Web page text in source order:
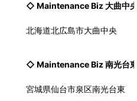
◇ Maintenance Biz大曲中
北海道北広島市大曲中央
◇ Maintenance Biz南光台
宮城県仙台市泉区南光台東